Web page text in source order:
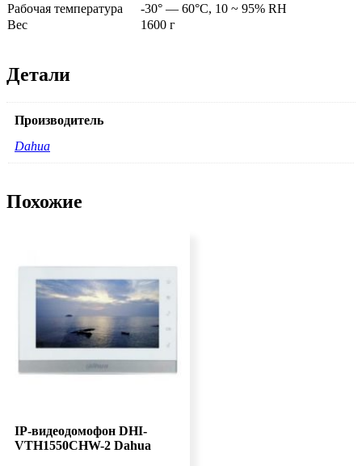
Рабочая температура
-30° — 60°С, 10 ~ 95% RH
Вес
1600 г
Детали
Производитель
Dahua
Похожие
IP-видеодомофон DHI-
VTH1550CHW-2 Dahua